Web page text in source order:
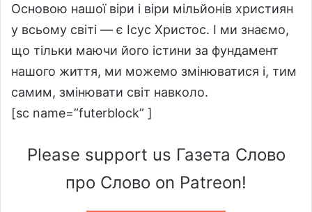
Основою нашої віри і віри мільйонів християн
у всьому світі — є Ісус Христос. І ми знаємо,
що тільки маючи його істини за фундамент
нашого життя, ми можемо змінюватися і, тим
самим, змінювати світ навколо.
[sc name=”futerblock” ]
Please support us Газета Слово
про Слово on Patreon!